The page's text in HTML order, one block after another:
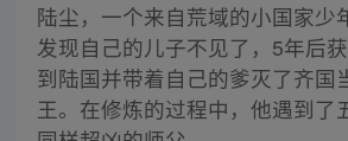
陆尘，一个来自荒域的小国家少
发现自己的儿子不见了，5年后
到陆国并带着自己的爹灭了齐国
王。在修炼的过程中，他遇到了